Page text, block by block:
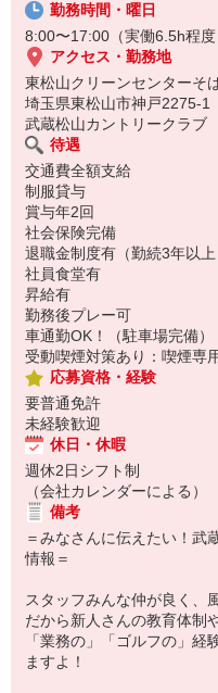
勤務時間・曜日
8:00〜17:00（実働6.5h程度
アクセス・勤務地
東松山クリーンセンターそ
埼玉県東松山市神戸2275-1
武蔵松山カントリークラブ
待遇
交通費全額支給
制服貸与
賞与年2回
社会保険完備
退職金制度有（勤続3年以上
社員食堂有
昇給有
勤務後プレー可
車通勤OK！（駐車場完備）
受動喫煙対策あり：喫煙専
応募資格・経験
要普通免許
未経験歓迎
休日・休暇
週休2日シフト制
（会社カレンダーによる）
備考
＝みなさんに伝えたい！武
情報＝
スタッフみんな仲が良く、
だから新人さんの教育体制
「業務の」「ゴルフの」経
ますよ！